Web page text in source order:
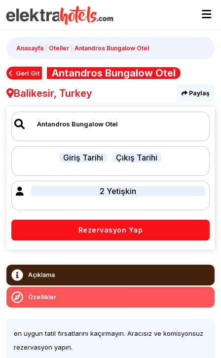
Anasayfa Oteller Antandros Bungalow Otel
Geri Git
Antandros Bungalow Otel
Balikesir, Turkey
Paylaş
Giriş Tarihi Çıkış Tarihi
2 Yetişkin
Rezervasyon Yap
Açıklama
Özellikler
en uygun tatil fırsatlarını kaçırmayın. Aracısız ve komisyonsuz
rezervasyon yapın.